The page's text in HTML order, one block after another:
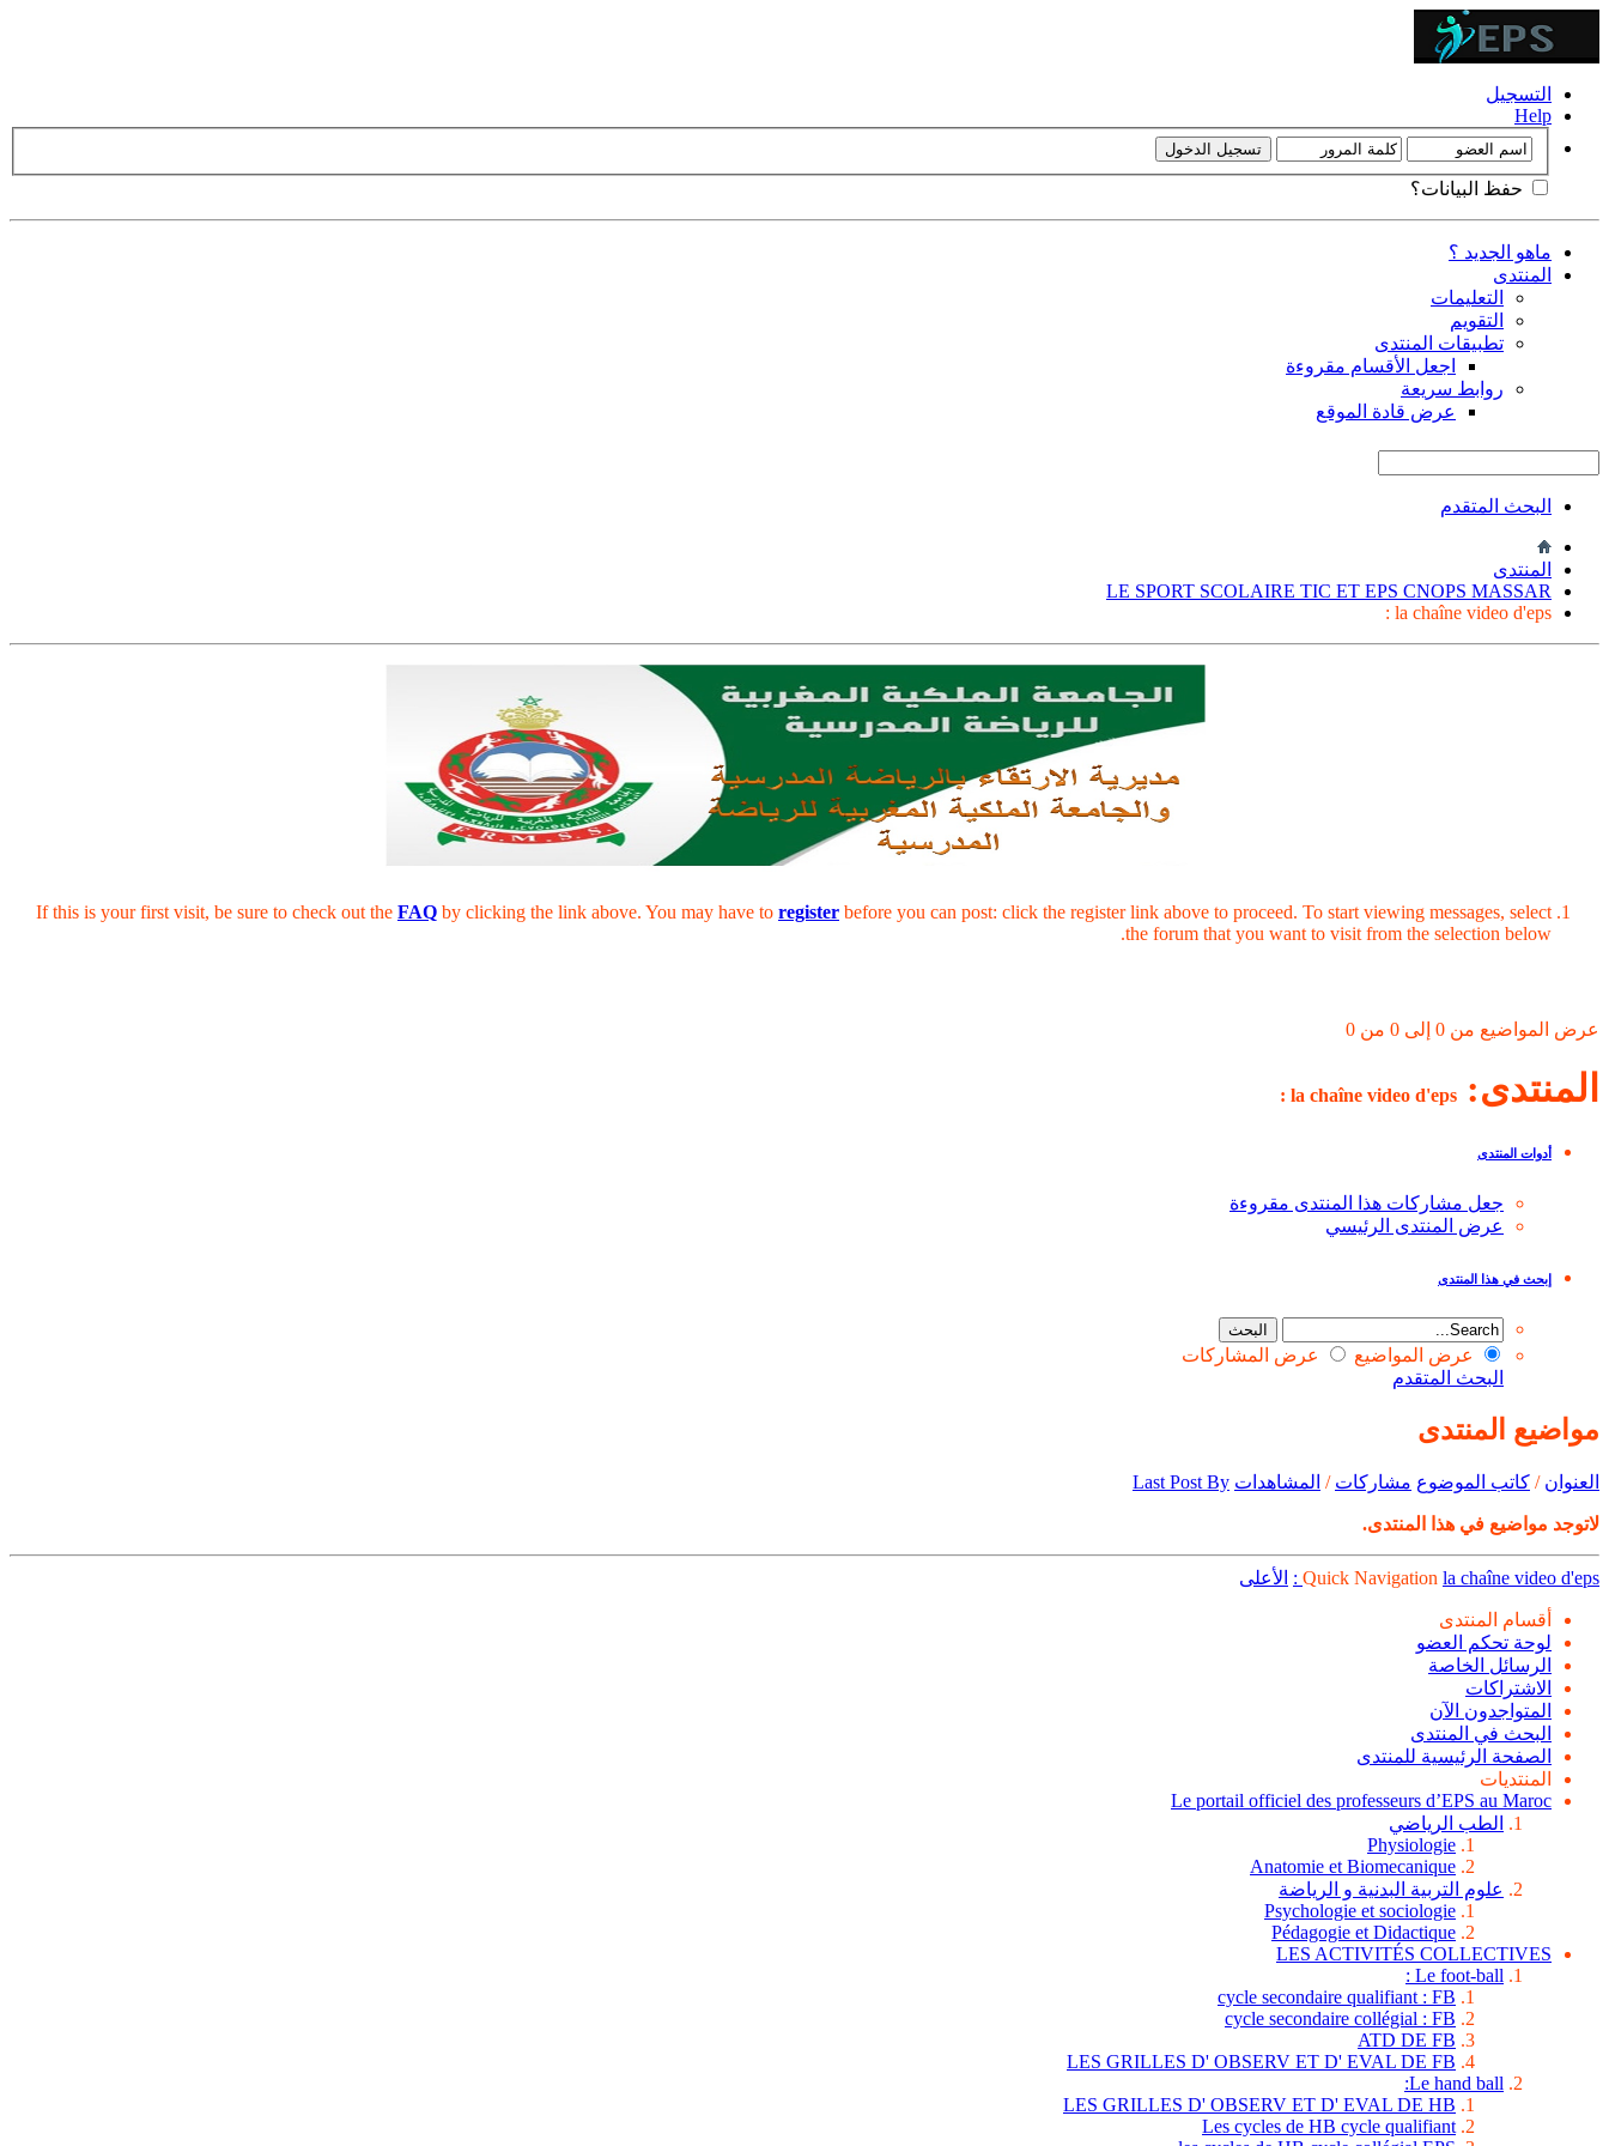
التسجيل
Help
حفظ البيانات؟
ماهو الجديد ؟
المنتدى
التعليمات
التقويم
تطبيقات المنتدى
اجعل الأقسام مقروءة
روابط سريعة
عرض قادة الموقع
البحث المتقدم
المنتدى
LE SPORT SCOLAIRE TIC ET EPS CNOPS MASSAR
la chaîne video d'eps :
If this is your first visit, be sure to check out the FAQ by clicking the link above. You may have to register before you can post: click the register link above to proceed. To start viewing messages, select
the forum that you want to visit from the selection below.
عرض المواضيع من 0 إلى 0 من 0
المنتدى: la chaîne video d'eps :
أدوات المنتدى
جعل مشاركات هذا المنتدى مقروءة
عرض المنتدى الرئيسي
إبحث في هذا المنتدى
عرض المواضيع
عرض المشاركات
البحث المتقدم
مواضيع المنتدى
العنوان / كاتب الموضوع مشاركات / المشاهدات Last Post By
لاتوجد مواضيع في هذا المنتدى.
Quick Navigation la chaîne video d'eps : الأعلى
أقسام المنتدى
لوحة تحكم العضو
الرسائل الخاصة
الاشتراكات
المتواجدون الآن
البحث في المنتدى
الصفحة الرئيسية للمنتدى
المنتديات
Le portail officiel des professeurs d’EPS au Maroc
الطب الرياضي
Physiologie
Anatomie et Biomecanique
علوم التربية البدنية و الرياضة
Psychologie et sociologie
Pédagogie et Didactique
LES ACTIVITÉS COLLECTIVES
Le foot-ball :
cycle secondaire qualifiant : FB
cycle secondaire collégial : FB
ATD DE FB
LES GRILLES D' OBSERV ET D' EVAL DE FB
Le hand ball:
LES GRILLES D' OBSERV ET D' EVAL DE HB
Les cycles de HB cycle qualifiant